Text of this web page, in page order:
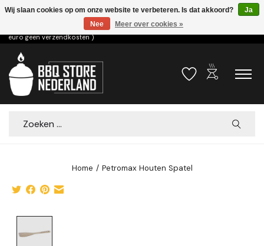
Voor 15.00u besteld dezelfde dag verzonden! ( 6,95 verzendkosten, vanaf 75
euro geen verzendkosten )
Verlanglijst
outdoor_grill
Zoeken
Home / Petromax Houten Spatel
Wij slaan cookies op om onze website te verbeteren. Is dat akkoord?
Ja
Nee
Meer over cookies »